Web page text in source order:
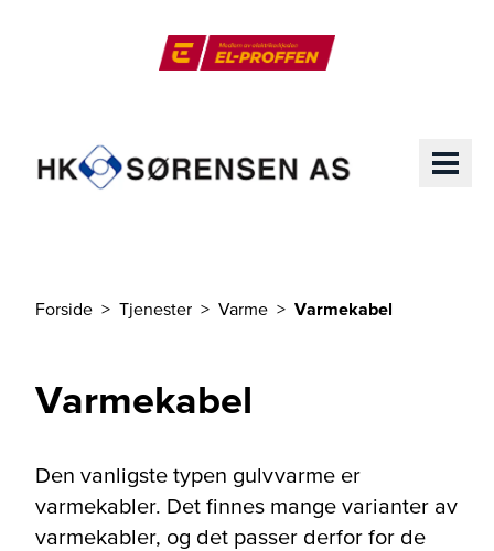
Forside Tjenester Varme Varmekabel
Varmekabel
Den vanligste typen gulvvarme er
varmekabler. Det finnes mange varianter av
varmekabler, og det passer derfor for de